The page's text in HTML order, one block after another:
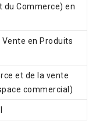
du Commerce) en
en Produits
et de la vente
commercial)